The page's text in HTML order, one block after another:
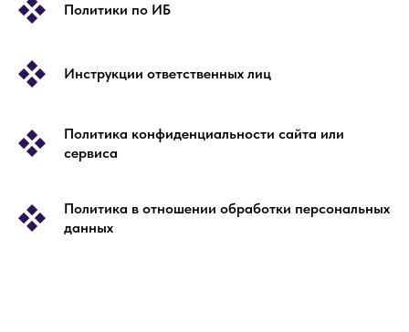
Политики по ИБ
Инструкции ответственных лиц
Политика конфиденциальности сайта или
сервиса
Политика в отношении обработки персональных
данных